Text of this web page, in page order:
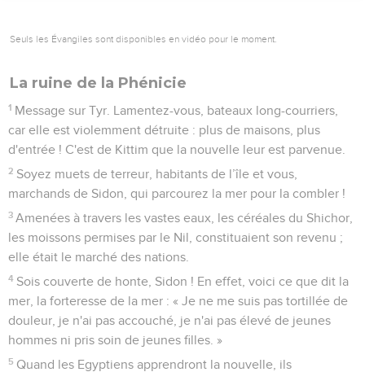
Seuls les Évangiles sont disponibles en vidéo pour le moment.
La ruine de la Phénicie
1 Message sur Tyr. Lamentez-vous, bateaux long-courriers,
car elle est violemment détruite : plus de maisons, plus
d'entrée ! C'est de Kittim que la nouvelle leur est parvenue.
2 Soyez muets de terreur, habitants de l’île et vous,
marchands de Sidon, qui parcourez la mer pour la combler !
3 Amenées à travers les vastes eaux, les céréales du Shichor,
les moissons permises par le Nil, constituaient son revenu ;
elle était le marché des nations.
4 Sois couverte de honte, Sidon ! En effet, voici ce que dit la
mer, la forteresse de la mer : « Je ne me suis pas tortillée de
douleur, je n'ai pas accouché, je n'ai pas élevé de jeunes
hommes ni pris soin de jeunes filles. »
5 Quand les Egyptiens apprendront la nouvelle, ils